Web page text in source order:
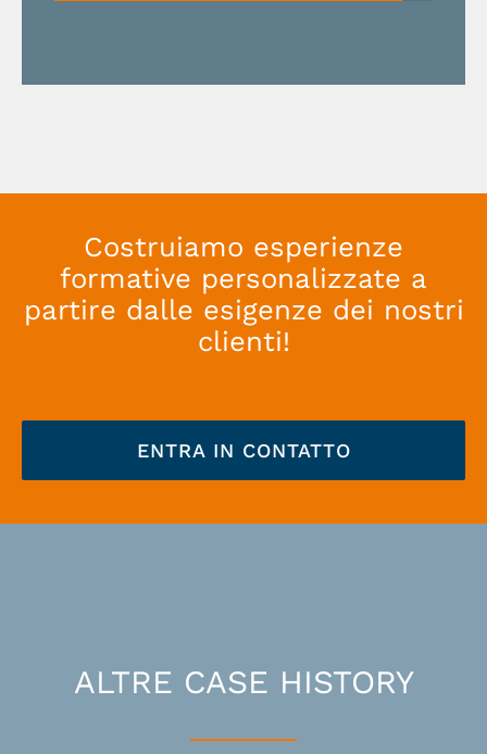
Costruiamo esperienze
formative personalizzate a
partire dalle esigenze dei nostri
clienti!
ENTRA IN CONTATTO
ALTRE CASE HISTORY